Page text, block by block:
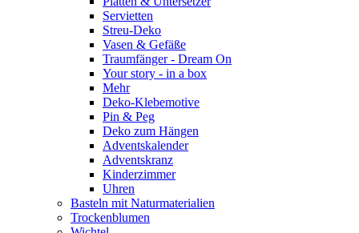
Servietten
Streu-Deko
Vasen & Gefäße
Traumfänger - Dream On
Your story - in a box
Mehr
Deko-Klebemotive
Pin & Peg
Deko zum Hängen
Adventskalender
Adventskranz
Kinderzimmer
Uhren
Basteln mit Naturmaterialien
Trockenblumen